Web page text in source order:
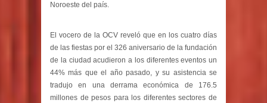
Noroeste del país.
El vocero de la OCV reveló que en los cuatro días
de las fiestas por el 326 aniversario de la fundación
de la ciudad acudieron a los diferentes eventos un
44% más que el año pasado, y su asistencia se
tradujo en una derrama económica de 176.5
millones de pesos para los diferentes sectores de